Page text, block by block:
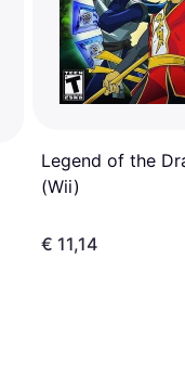
Legend of the
(Wii)
€ 11,14